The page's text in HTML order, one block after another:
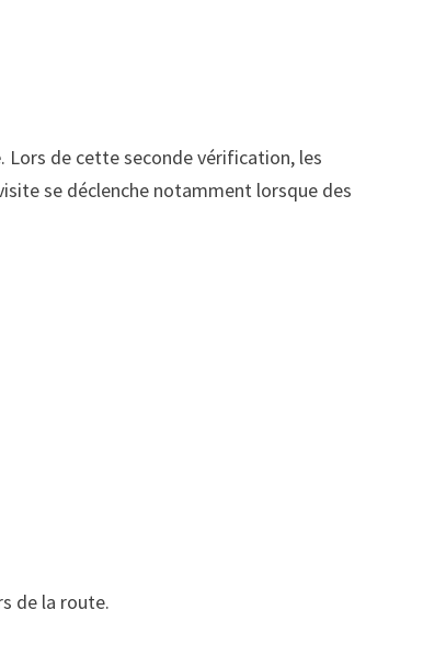
. Lors de cette seconde vérification, les
se déclenche notamment lorsque des
de la route.